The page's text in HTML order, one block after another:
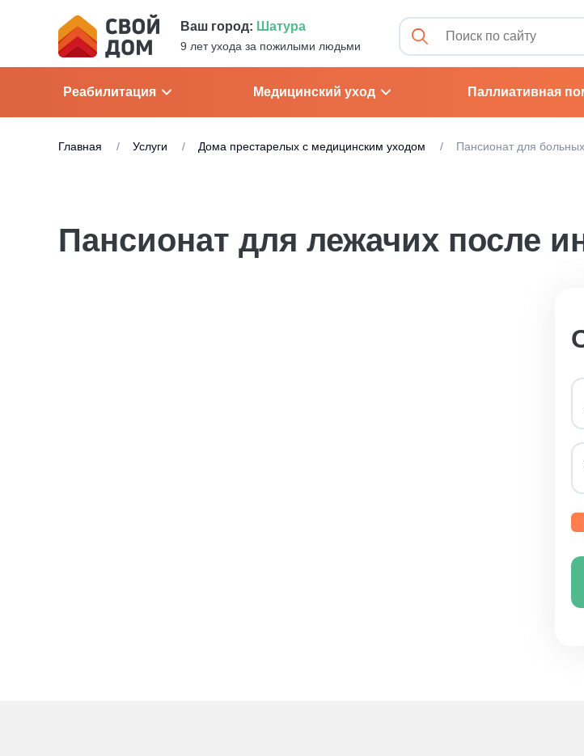
Ваш город: Шатура
9 лет ухода за пожилыми людьми
Реабилитация Медицинский уход Паллиативная
Главная Услуги Дома престарелых с медицинским уходом Пансионат для
Пансионат для лежачих после